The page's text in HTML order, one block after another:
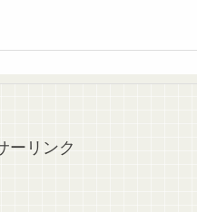
ーリンク